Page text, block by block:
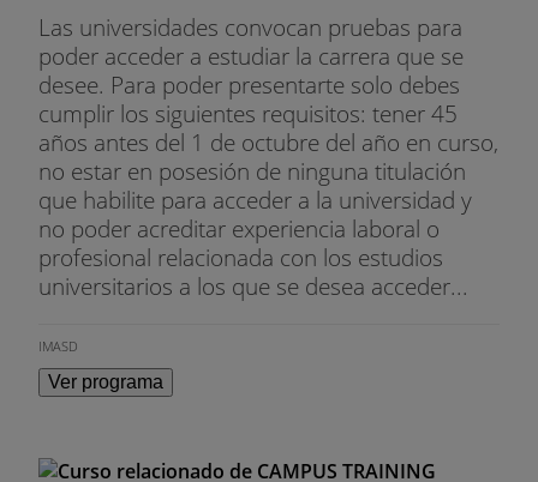
Las universidades convocan pruebas para
poder acceder a estudiar la carrera que se
desee. Para poder presentarte solo debes
cumplir los siguientes requisitos: tener 45
años antes del 1 de octubre del año en curso,
no estar en posesión de ninguna titulación
que habilite para acceder a la universidad y
no poder acreditar experiencia laboral o
profesional relacionada con los estudios
universitarios a los que se desea acceder...
IMASD
Ver programa